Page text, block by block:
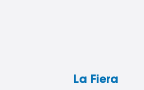
La Fiera